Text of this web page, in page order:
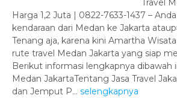
Travel
Harga 1,2 Juta | 0822-7633-1437 –
kendaraan dari Medan ke Jakarta
Tenang aja, karena kini Amartha
rute travel Medan Jakarta yang siap
Berikut informasi lengkapnya dibawah
Medan JakartaTentang Jasa Travel
dan Jemput P... selengkapnya